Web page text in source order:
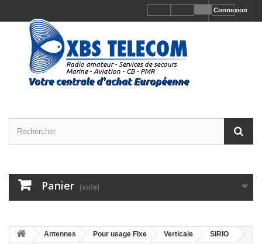
Connexion
Panier (vide)
Antennes Pour usage Fixe Verticale
SIRIO